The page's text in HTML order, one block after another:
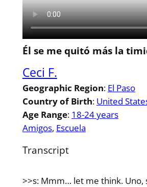
Él se me quitó más la
Ceci F.
Geographic Region: El Paso
Country of Birth: United
Age Range: 18-24 years
Amigos, Escuela
Transcript
>>s: Mmm… let me think. Uno,